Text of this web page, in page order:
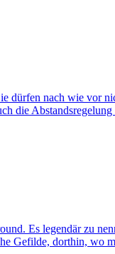
dürfen nach wie vor
die
Es legendär zu
Gefilde, dorthin, wo